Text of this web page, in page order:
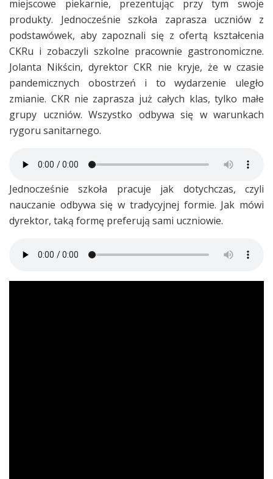
miejscowe piekarnie, prezentując przy tym swoje
produkty. Jednocześnie szkoła zaprasza uczniów z
podstawówek, aby zapoznali się z ofertą kształcenia
CKRu i zobaczyli szkolne pracownie gastronomiczne.
Jolanta Nikścin, dyrektor CKR nie kryje, że w czasie
pandemicznych obostrzeń i to wydarzenie uległo
zmianie. CKR nie zaprasza już całych klas, tylko małe
grupy uczniów. Wszystko odbywa się w warunkach
rygoru sanitarnego.
Jednocześnie szkoła pracuje jak dotychczas, czyli
nauczanie odbywa się w tradycyjnej formie. Jak mówi
dyrektor, taką formę preferują sami uczniowie.